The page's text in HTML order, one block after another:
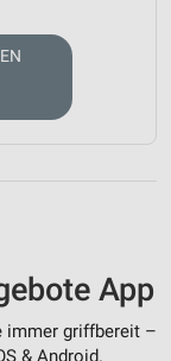
App
immer griffbereit –
& Android.